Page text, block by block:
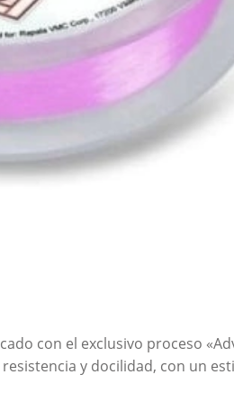
con el exclusivo proceso
y docilidad, con un